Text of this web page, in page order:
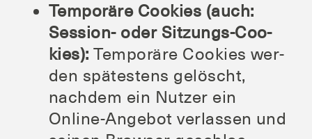
Tem­po­rä­re Coo­kies (auch:
Ses­si­on- oder Sit­zungs-Coo­
kies): Tem­po­rä­re Coo­kies wer­
den spä­tes­tens gelöscht,
nach­dem ein Nut­zer ein
Online-Ange­bot ver­las­sen und